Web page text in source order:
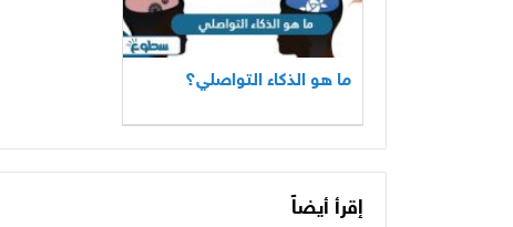
ما هو الذكاء التواصلي؟
إقرأ أيضاً